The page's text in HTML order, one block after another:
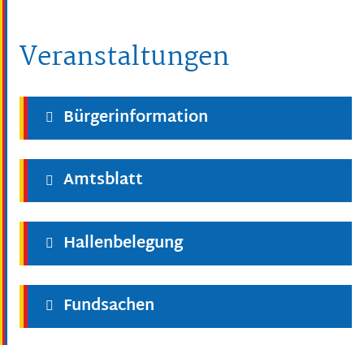
Veranstaltungen
Bürgerinformation
Amtsblatt
Hallenbelegung
Fundsachen